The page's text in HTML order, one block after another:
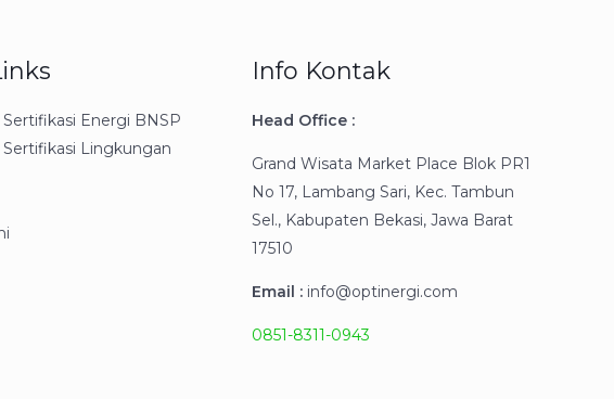
Energi BNSP
Sertifikasi Lingkungan
Info Kontak
Head Office :
Grand Wisata Market Place Blok PR1
No 17, Lambang Sari, Kec. Tambun
Sel., Kabupaten Bekasi, Jawa Barat
17510
Email : info@optinergi.com
0851-8311-0943